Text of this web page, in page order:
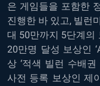
은 게임들을 포함한
진행한 바 있고, 빌런
대 50만까지 5단계의
20만명 달성 보상인
상 ‘적색 빌런 수배
사전 등록 보상인 제